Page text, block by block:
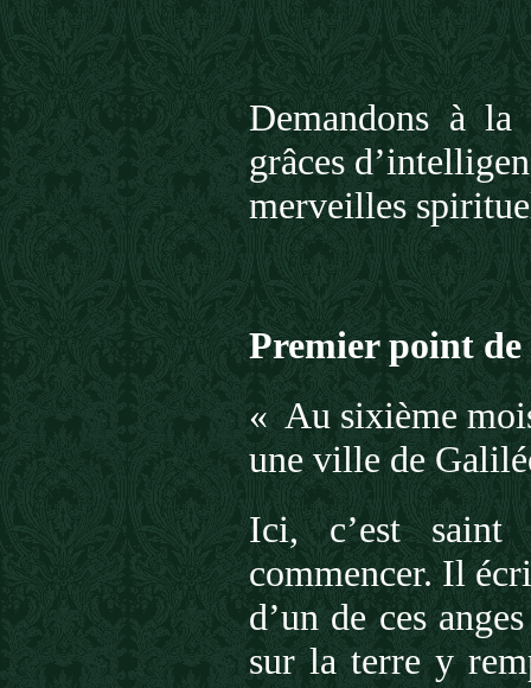
Demandons à
grâces
merveilles
Premier point
« Au sixième
une ville de
Ici, c’est saint
commencer. Il
d’un de ces
sur la terre y